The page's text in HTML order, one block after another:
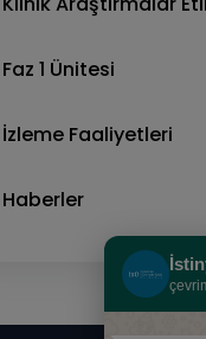
Faz 1 Ünitesi
İzleme Faaliyetleri
Haberler